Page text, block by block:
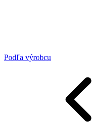
Podľa výrobcu